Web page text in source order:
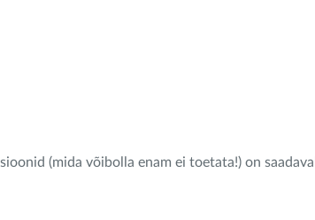
(mida võibolla enam ei toetata!) on saadaval